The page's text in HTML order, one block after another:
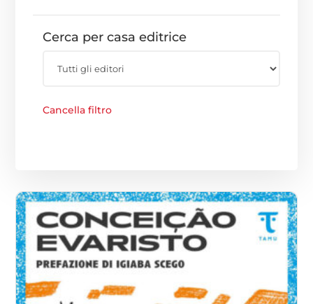
Cerca per casa editrice
Cancella filtro